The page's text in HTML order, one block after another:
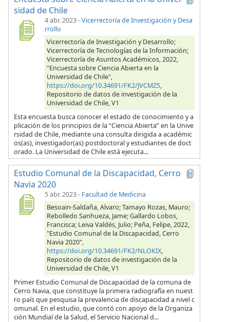
sidad de Chile
4 abr. 2023-Vicerrectoría de Investigación y Desa
rrollo
Vicerrectoría de Investigación y Desarrollo;
Vicerrectoría de Tecnologías de la Información;
Vicerrectoría de Asuntos Académicos, 2022,
"Encuesta sobre Ciencia Abierta en la
Universidad de Chile",
https://doi.org/10.34691/FK2/JVCMZ5,
Repositorio de datos de investigación de la
Universidad de Chile, V1
Esta encuesta busca conocer el estado de conocimiento y a
plicación de los principios de la “Ciencia Abierta” en la Unive
rsidad de Chile, mediante una consulta dirigida a académic
os(as), investigador(as) postdoctoral y estudiantes de doct
orado. La Universidad de Chile está ejecuta...
Estudio Comunal de la Discapacidad, Cerro
Navia 2020
5 abr. 2023- Facultad de Medicina
Besoain-Saldaña, Alvaro; Tamayo Rozas, Mauro;
Rebolledo Sanhueza, Jame; Gallardo Lobos,
Francisca; Leiva Valdés, Julio; Peña, Felipe, 2022,
"Estudio Comunal de la Discapacidad, Cerro
Navia 2020",
https://doi.org/10.34691/FK2/NLOKIX,
Repositorio de datos de investigación de la
Universidad de Chile, V1
Primer Estudio Comunal de Discapacidad de la comuna de
Cerro Navia, que constituye la primera radiografía en nuest
ro país que pesquisa la prevalencia de discapacidad a nivel c
omunal. En el estudio, que contó con apoyo de la Organiza
ción Mundial de la Salud, el Servicio Nacional d...